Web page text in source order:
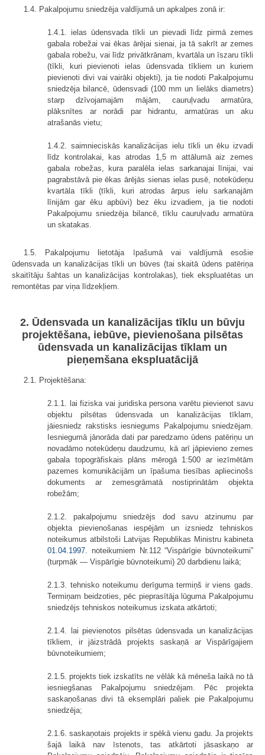
1.4. Pakalpojumu sniedzēja valdījumā un apkalpes zonā ir:
1.4.1. ielas ūdensvada tīkli un pievadi līdz pirmā zemes
gabala robežai vai ēkas ārējai sienai, ja tā sakrīt ar zemes
gabala robežu, vai līdz privātkrānam, kvartāla un īszaru tīkli
(tīkli, kuri pievienoti ielas ūdensvada tīkliem un kuriem
pievienoti divi vai vairāki objekti), ja tie nodoti Pakalpojumu
sniedzēja bilancē, ūdensvadi (100 mm un lielāks diametrs)
starp dzīvojamajām mājām, cauruļvadu armatūra,
plāksnītes ar norādi par hidrantu, armatūras un aku
atrašanās vietu;
1.4.2. saimnieciskās kanalizācijas ielu tīkli un ēku izvadi
līdz kontrolakai, kas atrodas 1,5 m attālumā aiz zemes
gabala robežas, kura paralēla ielas sarkanajai līnijai, vai
pagrabstāvā pie ēkas ārējās sienas ielas pusē, notekūdeņu
kvartāla tīkli (tīkli, kuri atrodas ārpus ielu sarkanajām
līnijām gar ēku apbūvi) bez ēku izvadiem, ja tie nodoti
Pakalpojumu sniedzēja bilancē, tīklu cauruļvadu armatūra
un skatakas.
1.5. Pakalpojumu lietotāja īpašumā vai valdījumā esošie
ūdensvada un kanalizācijas tīkli un būves (tai skaitā ūdens patēriņa
skaitītāju šahtas un kanalizācijas kontrolakas), tiek ekspluatētas un
remontētas par viņa līdzekļiem.
2. Ūdensvada un kanalizācijas tīklu un būvju
projektēšana, iebūve, pievienošana pilsētas
ūdensvada un kanalizācijas tīklam un
pieņemšana ekspluatācijā
2.1. Projektēšana:
2.1.1. lai fiziska vai juridiska persona varētu pievienot savu
objektu pilsētas ūdensvada un kanalizācijas tīklam,
jāiesniedz rakstisks iesniegums Pakalpojumu sniedzējam.
Iesniegumā jānorāda dati par paredzamo ūdens patēriņu un
novadāmo notekūdeņu daudzumu, kā arī jāpievieno zemes
gabala topogrāfiskais plāns mērogā 1:500 ar iezīmētām
pazemes komunikācijām un īpašuma tiesības apliecinošs
dokuments ar zemesgrāmatā nostiprinātām objekta
robežām;
2.1.2. pakalpojumu sniedzējs dod savu atzinumu par
objekta pievienošanas iespējām un izsniedz tehniskos
noteikumus atbilstoši Latvijas Republikas Ministru kabineta
01.04.1997.
noteikumiem Nr.112 “Vispārīgie būvnoteikumi”
(turpmāk — Vispārīgie būvnoteikumi) 20 darbdienu laikā;
2.1.3. tehnisko noteikumu derīguma termiņš ir viens gads.
Termiņam beidzoties, pēc pieprasītāja lūguma Pakalpojumu
sniedzējs tehniskos noteikumus izskata atkārtoti;
2.1.4. lai pievienotos pilsētas ūdensvada un kanalizācijas
tīkliem, ir jāizstrādā projekts saskaņā ar Vispārīgajiem
būvnoteikumiem;
2.1.5. projekts tiek izskatīts ne vēlāk kā mēneša laikā no tā
iesniegšanas Pakalpojumu sniedzējam. Pēc projekta
saskaņošanas divi tā eksemplāri paliek pie Pakalpojumu
sniedzēja;
2.1.6. saskaņotais projekts ir spēkā vienu gadu. Ja projekts
šajā laikā nav īstenots, tas atkārtoti jāsaskaņo ar